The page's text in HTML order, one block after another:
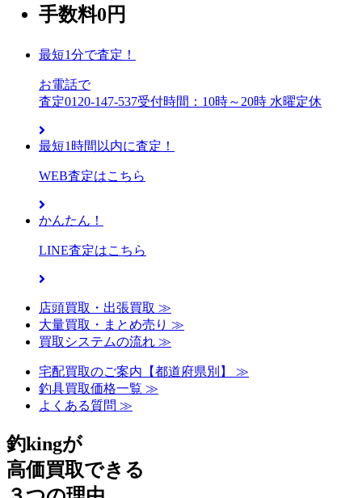
手数料0円
最短1分で査定！
お電話で
査定0120-147-537受付時間：10時～20時 水曜定休
最短1時間以内に査定！
WEB査定はこちら
かんたん！
LINE査定はこちら
店頭買取・出張買取 ≫
大量買取・まとめ売り ≫
買取システムの流れ ≫
宅配買取のご案内【都道府県別】 ≫
釣具買取価格一覧 ≫
よくある質問 ≫
釣kingが
高価買取できる